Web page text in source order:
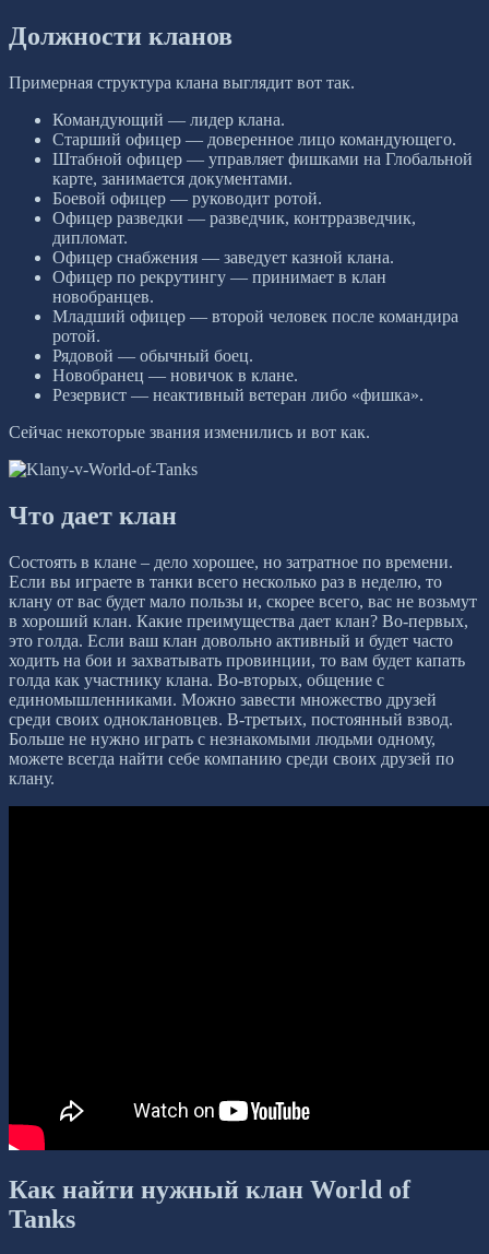
Должности кланов
Примерная структура клана выглядит вот так.
Командующий — лидер клана.
Старший офицер — доверенное лицо командующего.
Штабной офицер — управляет фишками на Глобальной
карте, занимается документами.
Боевой офицер — руководит ротой.
Офицер разведки — разведчик, контрразведчик,
дипломат.
Офицер снабжения — заведует казной клана.
Офицер по рекрутингу — принимает в клан
новобранцев.
Младший офицер — второй человек после командира
ротой.
Рядовой — обычный боец.
Новобранец — новичок в клане.
Резервист — неактивный ветеран либо «фишка».
Сейчас некоторые звания изменились и вот как.
Что дает клан
Состоять в клане – дело хорошее, но затратное по времени.
Если вы играете в танки всего несколько раз в неделю, то
клану от вас будет мало пользы и, скорее всего, вас не возьмут
в хороший клан. Какие преимущества дает клан? Во-первых,
это голда. Если ваш клан довольно активный и будет часто
ходить на бои и захватывать провинции, то вам будет капать
голда как участнику клана. Во-вторых, общение с
единомышленниками. Можно завести множество друзей
среди своих одноклановцев. В-третьих, постоянный взвод.
Больше не нужно играть с незнакомыми людьми одному,
можете всегда найти себе компанию среди своих друзей по
клану.
Как найти нужный клан World of
Tanks